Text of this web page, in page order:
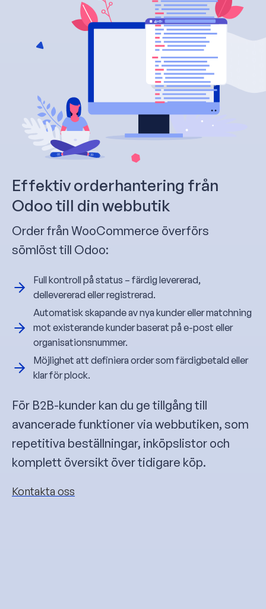
Effektiv orderhantering från
Odoo till din webbutik
Order från WooCommerce överförs
sömlöst till Odoo:
Full kontroll på status – färdig levererad,
dellevererad eller registrerad.
Automatisk skapande av nya kunder eller matchning
mot existerande kunder baserat på e-post eller
organisationsnummer.
Möjlighet att definiera order som färdigbetald eller
klar för plock.
För B2B-kunder kan du ge tillgång till
avancerade funktioner via webbutiken, som
repetitiva beställningar, inköpslistor och
komplett översikt över tidigare köp.
Kontakta oss